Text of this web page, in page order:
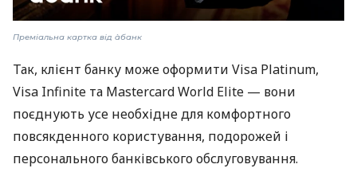
Преміальна картка від àбанк
Так, клієнт банку може оформити Visa Platinum,
Visa Infinite та Mastercard World Elite — вони
поєднують усе необхідне для комфортного
повсякденного користування, подорожей і
персонального банківського обслуговування.